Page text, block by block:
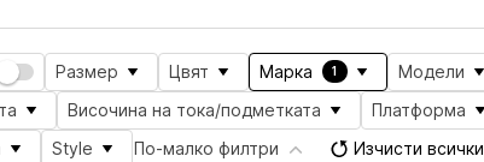
Размер Цвят Марка 1 Модели
Височина на тока/подметката Платформа
Style По-малко филтри Изчисти всички